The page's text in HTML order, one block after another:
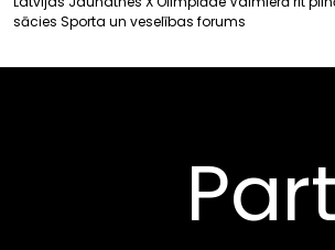
sācies Sporta un veselības forums